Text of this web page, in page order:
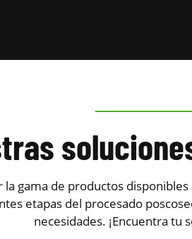
la gama de productos
etapas del procesado
necesidades. ¡Encuentra tu